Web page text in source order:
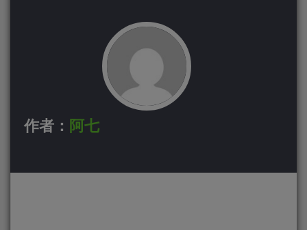
作者： 阿七